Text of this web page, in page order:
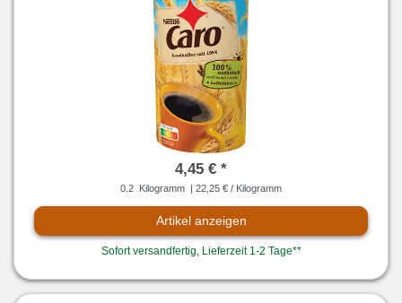
4,45 € *
0.2 Kilogramm | 22,25 € / Kilogramm
Artikel anzeigen
Sofort versandfertig, Lieferzeit 1-2 Tage**